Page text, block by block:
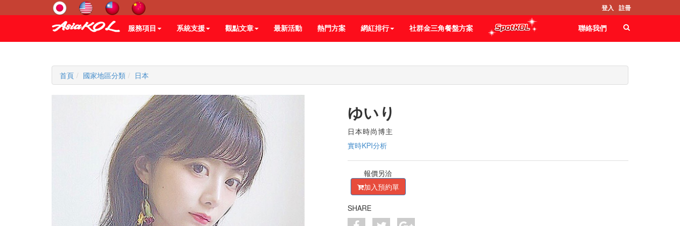
登入 註冊
服務項目 系統支援 觀點文章 最新活動 熱門方案 網紅排行 社群金三角餐盤方案 聯絡我們
首頁 國家地區分類 日本
ゆいり
日本時尚博主
實時KPI分析
報價另洽
加入預約單
SHARE